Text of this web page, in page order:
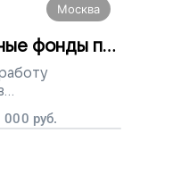
Москва
фонды по
000 руб.